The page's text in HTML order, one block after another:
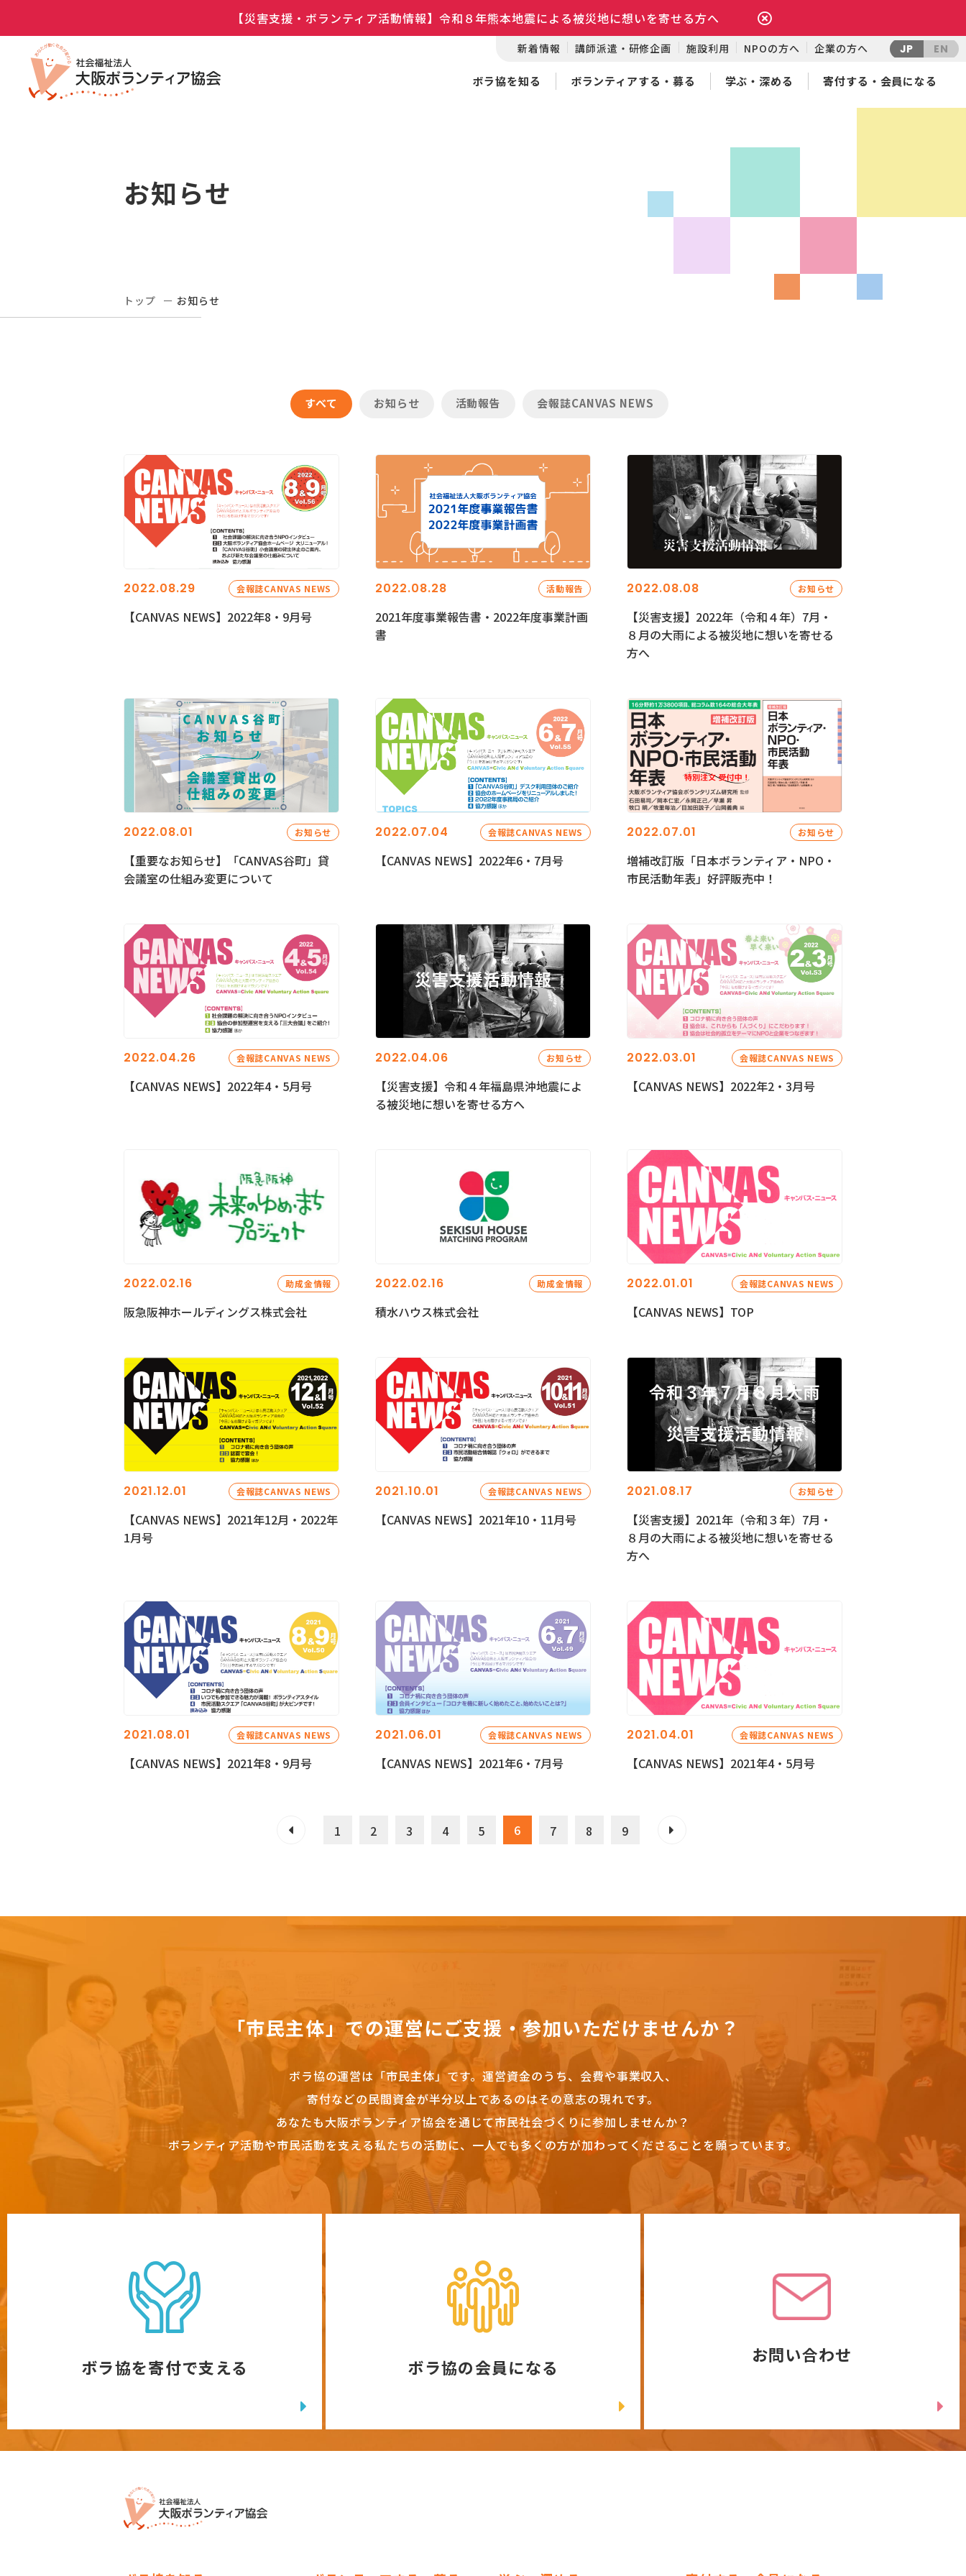
【災害支援・ボランティア活動情報】令和８年熊本地震による被災地に想いを寄せる方へ
新着情報 講師派遣・研修企画 施設利用 NPOの方へ 企業の方へ JP EN
ボラ協を知る ボランティアする・募る 学ぶ・深める 寄付する・会員になる
お知らせ
トップ お知らせ
すべて お知らせ 活動報告 会報誌CANVAS NEWS
2022.08.29 会報誌CANVAS NEWS
【CANVAS NEWS】2022年8・9月号
2022.08.28 活動報告
2021年度事業報告書・2022年度事業計画
書
2022.08.08 お知らせ
【災害支援】2022年（令和４年）7月・
８月の大雨による被災地に想いを寄せる
方へ
2022.08.01 お知らせ
【重要なお知らせ】「CANVAS谷町」貸
会議室の仕組み変更について
2022.07.04 会報誌CANVAS NEWS
【CANVAS NEWS】2022年6・7月号
2022.07.01 お知らせ
増補改訂版「日本ボランティア・NPO・
市民活動年表」好評販売中！
2022.04.26 会報誌CANVAS NEWS
【CANVAS NEWS】2022年4・5月号
2022.04.06 お知らせ
【災害支援】令和４年福島県沖地震によ
る被災地に想いを寄せる方へ
2022.03.01 会報誌CANVAS NEWS
【CANVAS NEWS】2022年2・3月号
2022.02.16 助成金情報
阪急阪神ホールディングス株式会社
2022.02.16 助成金情報
積水ハウス株式会社
2022.01.01 会報誌CANVAS NEWS
【CANVAS NEWS】TOP
2021.12.01 会報誌CANVAS NEWS
【CANVAS NEWS】2021年12月・2022年
1月号
2021.10.01 会報誌CANVAS NEWS
【CANVAS NEWS】2021年10・11月号
2021.08.17 お知らせ
【災害支援】2021年（令和３年）7月・
８月の大雨による被災地に想いを寄せる
方へ
2021.08.01 会報誌CANVAS NEWS
【CANVAS NEWS】2021年8・9月号
2021.06.01 会報誌CANVAS NEWS
【CANVAS NEWS】2021年6・7月号
2021.04.01 会報誌CANVAS NEWS
【CANVAS NEWS】2021年4・5月号
1 2 3 4 5 6 7 8 9
「市民主体」での運営にご支援・参加いただけませんか？
ボラ協の運営は「市民主体」です。 運営資金のうち、会費や事業収入、
寄付などの民間資金が半分以上であるのはその意志の現れです。
あなたも大阪ボランティア協会を通じて市民社会づくりに参加しませんか？
ボランティア活動や市民活動を支える私たちの活動に、一人でも多くの方が加わってくださることを願っています。
ボラ協を寄付で支える ボラ協の会員になる
お問い合わせ